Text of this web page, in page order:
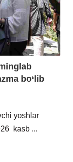
bo‘lib
yoshlar
kasb ...